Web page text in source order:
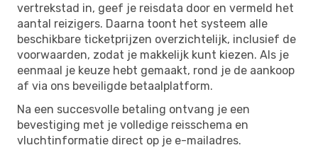
vertrekstad in, geef je reisdata door en vermeld het
aantal reizigers. Daarna toont het systeem alle
beschikbare ticketprijzen overzichtelijk, inclusief de
voorwaarden, zodat je makkelijk kunt kiezen. Als je
eenmaal je keuze hebt gemaakt, rond je de aankoop
af via ons beveiligde betaalplatform.
Na een succesvolle betaling ontvang je een
bevestiging met je volledige reisschema en
vluchtinformatie direct op je e-mailadres.